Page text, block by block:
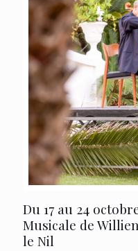
Du 17 au 24
Musicale de
le Nil